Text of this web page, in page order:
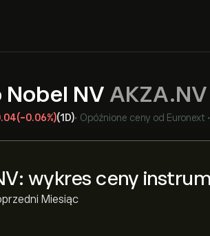
Nobel NV AKZA.NV
(-0.06%)(1D)• Opóźnione ceny od Euronext •
wykres ceny
Miesiąc